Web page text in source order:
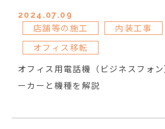
2024.07.09
店舗等の施工
内装工事
オフィス移転
オフィス用電話機（ビジネスフォ
ーカーと機種を解説